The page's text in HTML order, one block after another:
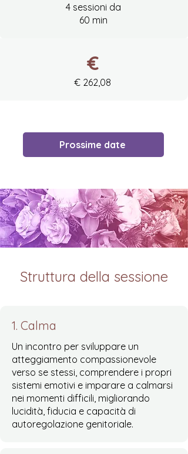
4 sessioni da
60 min
€
€ 262,08
Prossime date
Struttura della sessione
1. Calma
Un incontro per sviluppare un
atteggiamento compassionevole
verso se stessi, comprendere i propri
sistemi emotivi e imparare a calmarsi
nei momenti difficili, migliorando
lucidità, fiducia e capacità di
autoregolazione genitoriale.